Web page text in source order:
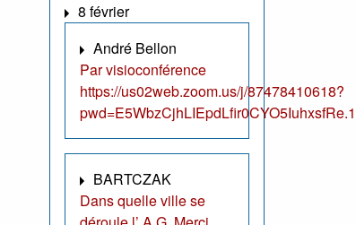
8 février
André Bellon
Par visioconférence
https://us02web.zoom.us/j/87478410618?
BARTCZAK
Dans quelle ville se